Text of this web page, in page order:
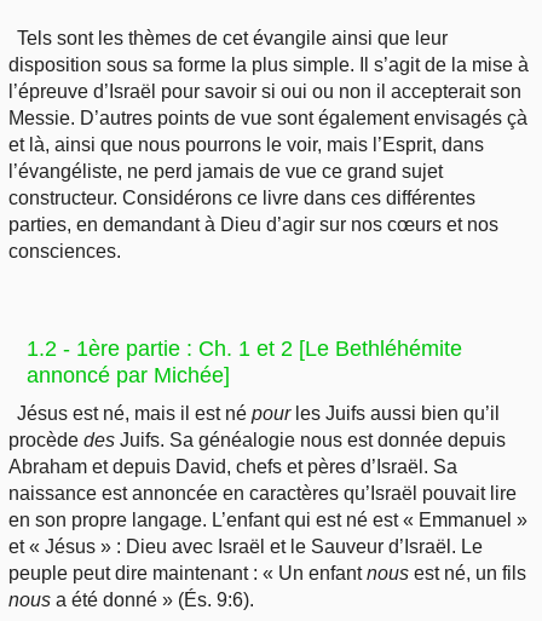
Tels sont les thèmes de cet évangile ainsi que leur
disposition sous sa forme la plus simple. Il s’agit de la mise à
l’épreuve d’Israël pour savoir si oui ou non il accepterait son
Messie. D’autres points de vue sont également envisagés çà
et là, ainsi que nous pourrons le voir, mais l’Esprit, dans
l’évangéliste, ne perd jamais de vue ce grand sujet
constructeur. Considérons ce livre dans ces différentes
parties, en demandant à Dieu d’agir sur nos cœurs et nos
consciences.
1.2 - 1ère partie : Ch. 1 et 2 [Le Bethléhémite
annoncé par Michée]
Jésus est né, mais il est népourles Juifs aussi bien qu’il
procède des Juifs. Sa généalogie nous est donnée depuis
Abraham et depuis David, chefs et pères d’Israël. Sa
naissance est annoncée en caractères qu’Israël pouvait lire
en son propre langage. L’enfant qui est né est « Emmanuel »
et « Jésus » : Dieu avec Israël et le Sauveur d’Israël. Le
peuple peut dire maintenant : « Un enfantnous est né, un fils
nous a été donné » (És. 9:6).